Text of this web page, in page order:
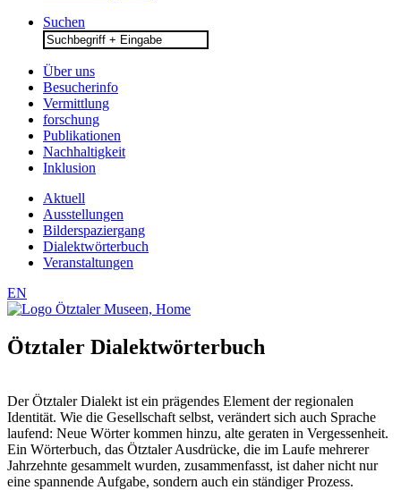
Suchen
Search
for:
Über uns
Besucherinfo
Vermittlung
forschung
Publikationen
Nachhaltigkeit
Inklusion
Aktuell
Ausstellungen
Bilderspaziergang
Dialektwörterbuch
Veranstaltungen
EN
Ötztaler Dialektwörterbuch
Der Ötztaler Dialekt ist ein prägendes Element der regionalen
Identität. Wie die Gesellschaft selbst, verändert sich auch Sprache
laufend: Neue Wörter kommen hinzu, alte geraten in Vergessenheit.
Ein Wörterbuch, das Ötztaler Ausdrücke, die im Laufe mehrerer
Jahrzehnte gesammelt wurden, zusammenfasst, ist daher nicht nur
eine spannende Aufgabe, sondern auch ein ständiger Prozess.